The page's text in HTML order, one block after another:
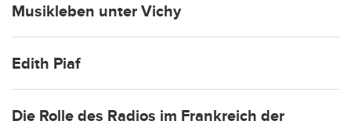
Musikleben unter Vichy
Edith Piaf
Die Rolle des Radios im Frankreich der